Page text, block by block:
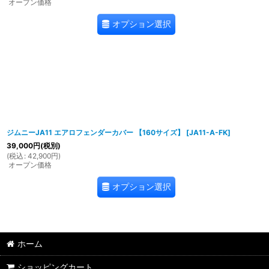
オープン価格
オプション選択
ジムニーJA11 エアロフェンダーカバー 【160サイズ】 [JA11-A-FK]
39,000円(税別)
(税込 : 42,900円)
オープン価格
オプション選択
ホーム
ショッピングカート